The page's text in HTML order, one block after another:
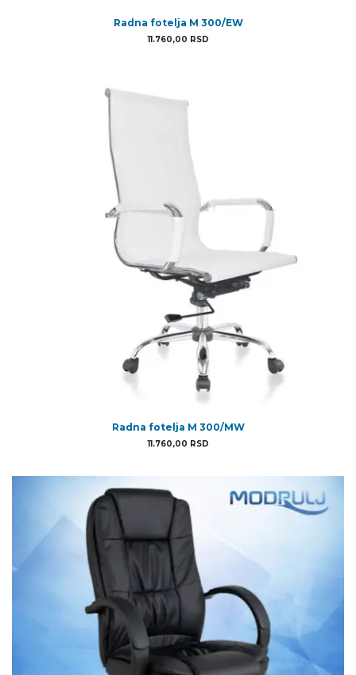
Radna fotelja M 300/EW
11.760,00 RSD
Radna fotelja M 300/MW
11.760,00 RSD